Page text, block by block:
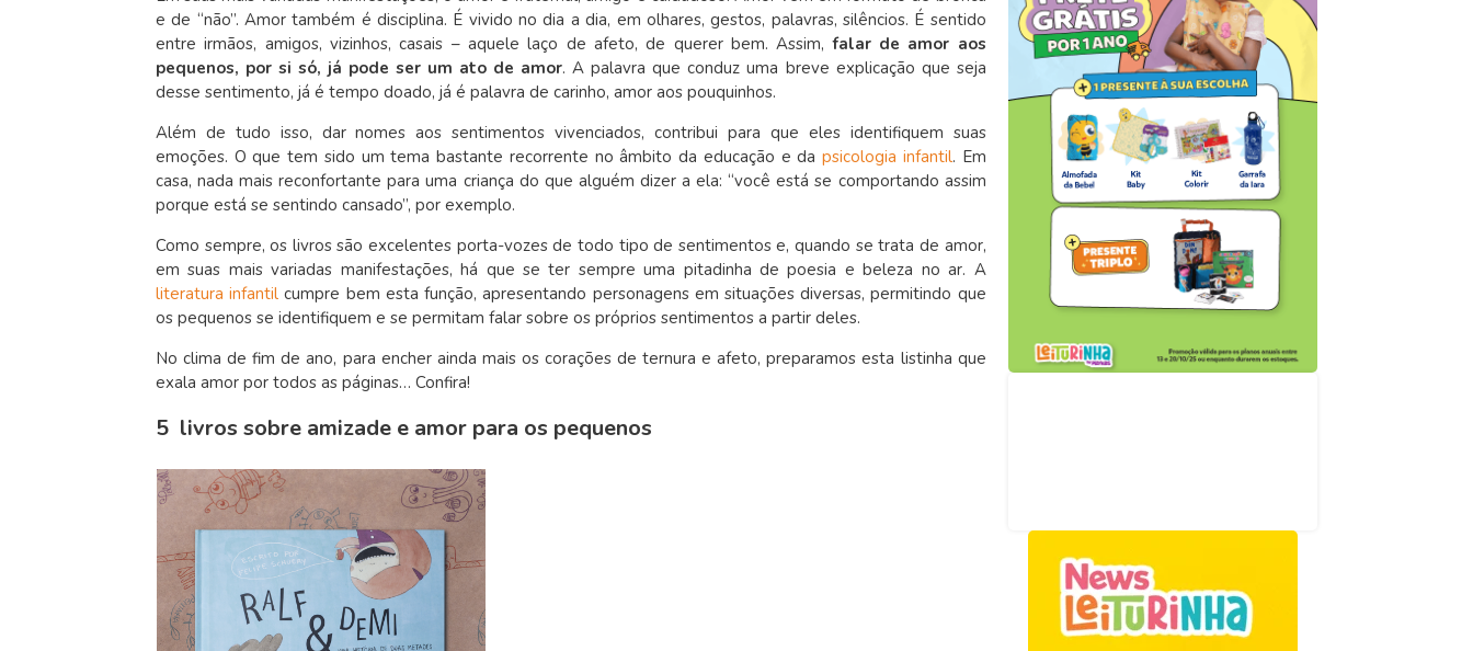
e de “não”. Amor também é disciplina. É vivido no dia a dia, em olhares, gestos, palavras, silêncios. É sentido
entre irmãos, amigos, vizinhos, casais – aquele laço de afeto, de querer bem. Assim,falar de amor aos
pequenos, por si só, já pode ser um ato de amor. A palavra que conduz uma breve explicação que seja
desse sentimento, já é tempo doado, já é palavra de carinho, amor aos pouquinhos.
Além de tudo isso, dar nomes aos sentimentos vivenciados, contribui para que eles identifiquem suas
emoções. O que tem sido um tema bastante recorrente no âmbito da educação e dapsicologia infantil. Em
casa, nada mais reconfortante para uma criança do que alguém dizer a ela: “você está se comportando assim
porque está se sentindo cansado”, por exemplo.
Como sempre, os livros são excelentes porta-vozes de todo tipo de sentimentos e, quando se trata de amor,
em suas mais variadas manifestações, há que se ter sempre uma pitadinha de poesia e beleza no ar. A
literatura infantil cumpre bem esta função, apresentando personagens em situações diversas, permitindo que
os pequenos se identifiquem e se permitam falar sobre os próprios sentimentos a partir deles.
No clima de fim de ano, para encher ainda mais os corações de ternura e afeto, preparamos esta listinha que
exala amor por todos as páginas… Confira!
5 livros sobre amizade e amor para os pequenos